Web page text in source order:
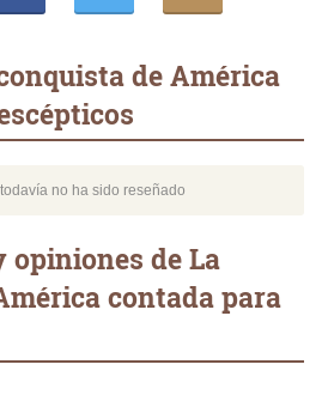
de América
no ha sido reseñado
opiniones de La
contada para